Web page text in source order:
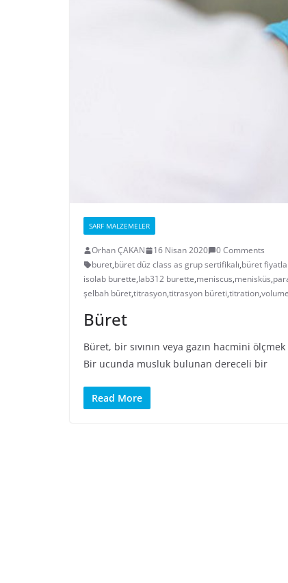
SARF MALZEMELER
Orhan ÇAKAN 16 Nisan 2020
0 Comments
buret,büret düz class as grup sertifikalı,büret
isolab burette,lab312 burette,meniscus,menisküs,
şelbah büret,titrasyon,titrasyon büreti,titration,
Büret
Büret, bir sıvının veya gazın hacmini
Bir ucunda musluk bulunan dereceli bir
Read More